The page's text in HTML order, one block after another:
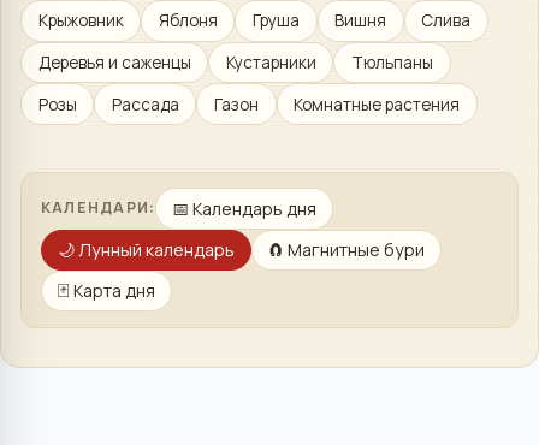
Крыжовник
Яблоня Груша Вишня
Слива
Деревья и саженцы
Кустарники
Тюльпаны
Розы
Рассада Газон Комнатные растения
КАЛЕНДАРИ: 📅 Календарь дня
🌙Лунный календарь 🧲 Магнитные бури
🃏 Карта дня